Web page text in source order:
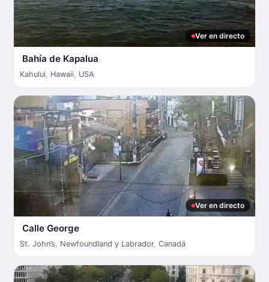
Ver en directo
Bahía de Kapalua
Kahului, Hawaii, USA
Ver en directo
Calle George
St. John’s, Newfoundland y Labrador, Canadá